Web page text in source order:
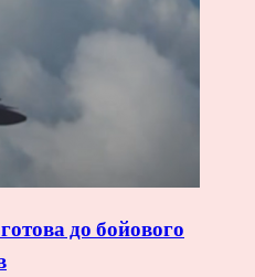
до бойового